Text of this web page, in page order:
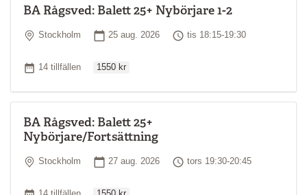
BA Rågsved: Balett 25+ Nybörjare 1-2
Plats
Stockholm Startdatum
25 aug. 2026 Tid
tis 18:15-19:30
Antal tillfällen
14 tillfällen 1550 kr
BA Rågsved: Balett 25+
Nybörjare/Fortsättning
Plats
Stockholm Startdatum
27 aug. 2026 Tid
tors 19:30-20:45
Antal tillfällen